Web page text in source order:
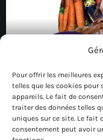
Pour offrir les meilleures
telles que les cookies
appareils. Le fait de
traiter des données telles
uniques sur ce site. Le fait
consentement peut avoir
Edition 80 : la